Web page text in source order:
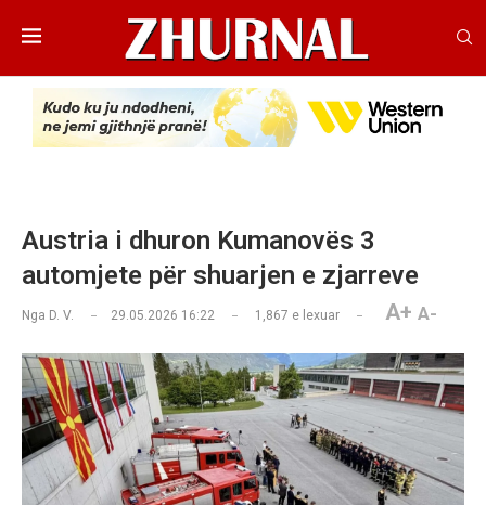
Austria i dhuron Kumanovës 3
automjete për shuarjen e zjarreve
Nga D. V. 29.05.2026 16:22 1,867 e lexuar A+ A-